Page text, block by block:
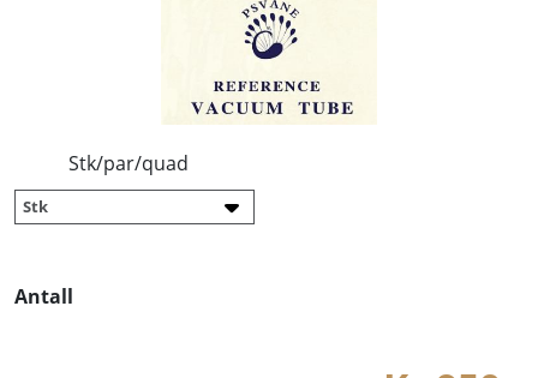
Stk/par/quad
Antall